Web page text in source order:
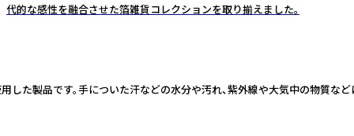
代的な感性を融合させた箔雑貨コレクションを取り揃えました。
製品です。手についた汗などの水分や汚れ、紫外線や大気中の物